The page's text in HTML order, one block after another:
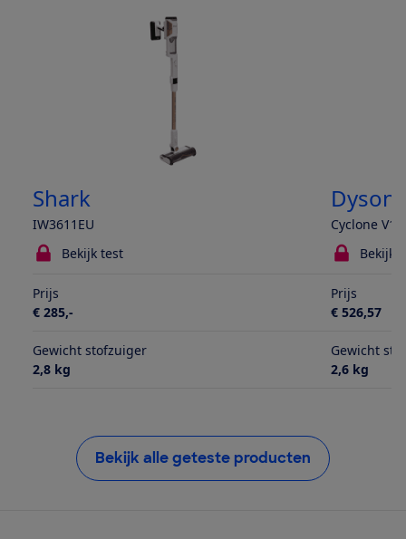
Shark
IW3611EU
Dyson
Cyclone
Bekijk test
Bekijk
Prijs
€ 285,-
Prijs
€ 526,57
Gewicht stofzuiger
2,8 kg
Gewicht
2,6 kg
Bekijk alle geteste producten